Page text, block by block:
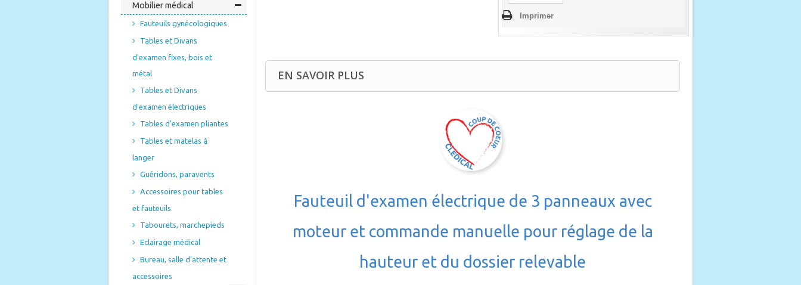
Mobilier médical
Fauteuils gynécologiques
Tables et Divans
d'examen fixes, bois et
métal
Tables et Divans
d'examen électriques
Tables d'examen pliantes
Tables et matelas à
langer
Guéridons, paravents
Accessoires pour tables
et fauteuils
Tabourets, marchepieds
Eclairage médical
Bureau, salle d'attente et
accessoires
Imprimer
EN SAVOIR PLUS
Fauteuil d'examen électrique de 3 panneaux avec
moteur et commande manuelle pour réglage de la
hauteur et du dossier relevable